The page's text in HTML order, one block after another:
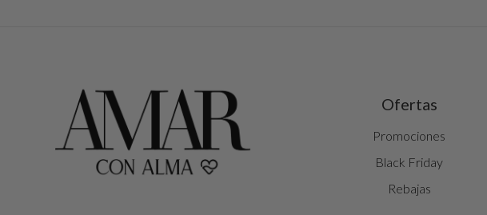
Ofertas
Promociones
Black Friday
Rebajas